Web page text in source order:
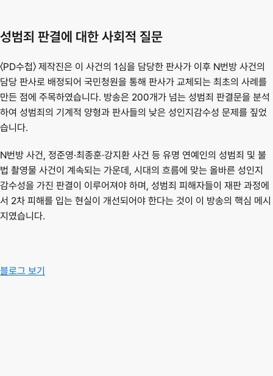
성범죄 판결에 대한 사회적 질문
〈PD수첩〉 제작진은 이 사건의 1심을 담당한 판사가 이후 N번방 사건의
담당 판사로 배정되어 국민청원을 통해 판사가 교체되는 최초의 사례를
만든 점에 주목하였습니다. 방송은 200개가 넘는 성범죄 판결문을 분석
하여 성범죄의 기계적 양형과 판사들의 낮은 성인지감수성 문제를 짚었
습니다.
N번방 사건, 정준영·최종훈·강지환 사건 등 유명 연예인의 성범죄 및 불
법 촬영물 사건이 계속되는 가운데, 시대의 흐름에 맞는 올바른 성인지
감수성을 가진 판결이 이루어져야 하며, 성범죄 피해자들이 재판 과정에
서 2차 피해를 입는 현실이 개선되어야 한다는 것이 이 방송의 핵심 메시
지였습니다.
블로그 보기